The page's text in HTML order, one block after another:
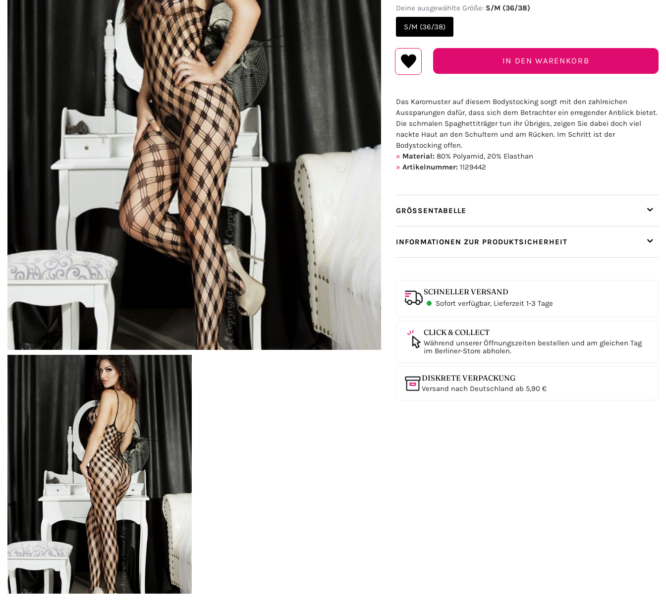
Deine ausgewählte Größe: S/M (36/38)
S/M (36/38)
IN DEN WARENKORB
Das Karomuster auf diesem Bodystocking sorgt mit den zahlreichen
Aussparungen dafür, dass sich dem Betrachter ein erregender Anblick bietet.
Die schmalen Spaghettiträger tun ihr Übriges, zeigen Sie dabei doch viel
nackte Haut an den Schultern und am Rücken. Im Schritt ist der
Bodystocking offen.
Material: 80% Polyamid, 20% Elasthan
Artikelnummer: 1129442
GRÖSSENTABELLE
INFORMATIONEN ZUR PRODUKTSICHERHEIT
SCHNELLER VERSAND
Sofort verfügbar, Lieferzeit 1-3 Tage
CLICK & COLLECT
Während unserer Öffnungszeiten bestellen und am gleichen Tag
im Berliner-Store abholen.
DISKRETE VERPACKUNG
Versand nach Deutschland ab 5,90 €